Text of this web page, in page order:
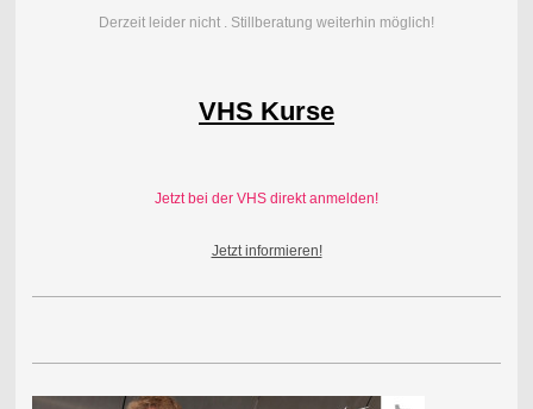
Derzeit leider nicht . Stillberatung weiterhin möglich!
VHS Kurse
Jetzt bei der VHS direkt anmelden!
Jetzt informieren!